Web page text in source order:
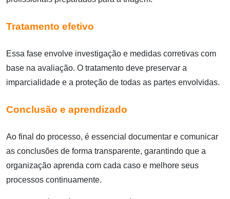
Tratamento efetivo
Essa fase envolve investigação e medidas corretivas com
base na avaliação. O tratamento deve preservar a
imparcialidade e a proteção de todas as partes envolvidas.
Conclusão e aprendizado
Ao final do processo, é essencial documentar e comunicar
as conclusões de forma transparente, garantindo que a
organização aprenda com cada caso e melhore seus
processos continuamente.